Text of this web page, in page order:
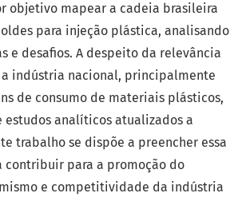
objetivo mapear a cadeia brasileira
para injeção plástica, analisando
e desafios. A despeito da relevância
a indústria nacional, principalmente
de consumo de materiais plásticos,
estudos analíticos atualizados a
trabalho se dispõe a preencher essa
contribuir para a promoção do
e competitividade da indústria